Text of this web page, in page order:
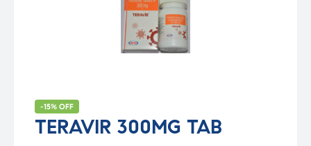
Import
Export
from
-15% OFF
TERAVIR 300MG TAB